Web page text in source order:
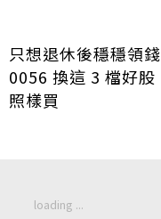
只想退休後穩穩領
0056 換這 3 檔好股
照樣買